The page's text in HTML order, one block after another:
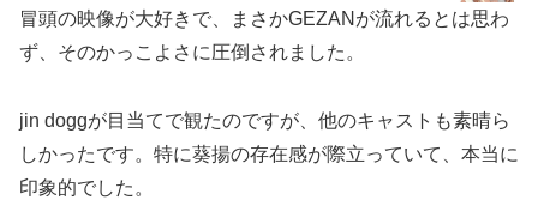
冒頭の映像が大好きで、まさかGEZANが流れるとは思わ
ず、そのかっこよさに圧倒されました。
jin doggが目当てで観たのですが、他のキャストも素晴ら
しかったです。特に葵揚の存在感が際立っていて、本当に
印象的でした。